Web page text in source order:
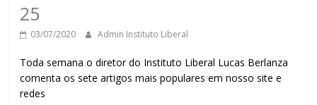
25
03/07/2020 Admin Instituto Liberal
Toda semana o diretor do Instituto Liberal Lucas Berlanza
comenta os sete artigos mais populares em nosso site e
redes